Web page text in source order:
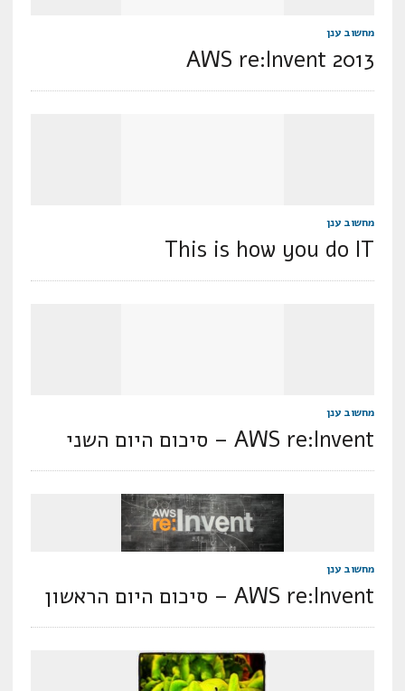
מחשוב ענן
AWS re:Invent 2013
מחשוב ענן
This is how you do IT
מחשוב ענן
AWS re:Invent – סיכום היום השני
מחשוב ענן
AWS re:Invent – סיכום היום הראשון